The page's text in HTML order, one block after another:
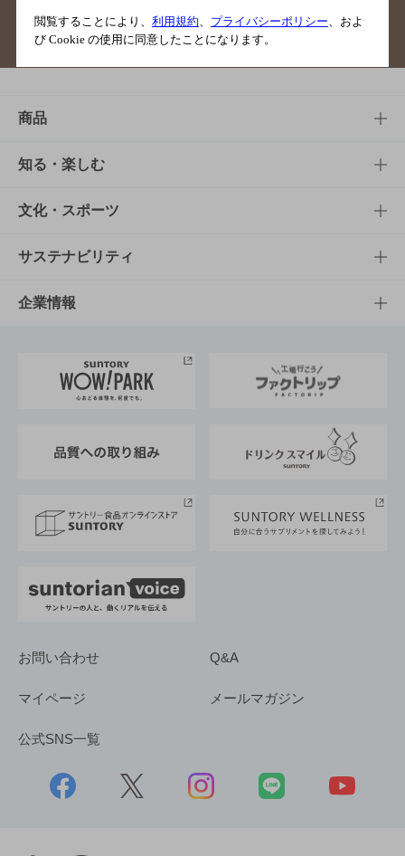
サイトマップ ご意見・ご感想
商品
商品TOP
商品一覧
商品発売情報
栄養成分一覧
知る・楽しむ
知る・楽しむTOP
キャンペーン
工場見学
地域情報
文化・スポーツ
文化・スポーツTOP
サントリーホール
サントリーサンバーズ大阪
サステナビリティ
サステナビリティTOP
サントリーが考えるサステナビリティ経営
企業情報
企業概要
採用情報
お問い合わせ Q&A
マイページ メールマガジン
公式SNS一覧
閲覧することにより、 利用規約 プライバシーポリシー 、およ
び Cookie の使用に同意したことになります。